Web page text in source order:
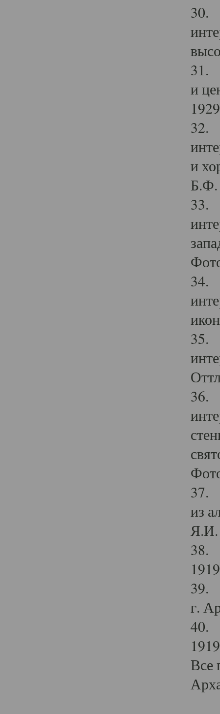
30.
31.
и
32.
и
Б.Ф.
33.
34.
35.
36.
37.
из
Я.И.
38.
39.
г.
40.
Все